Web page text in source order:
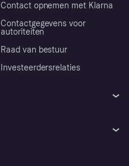
Contact opnemen met Klarna
Contactgegevens voor
autoriteiten
Raad van bestuur
Investeerdersrelaties